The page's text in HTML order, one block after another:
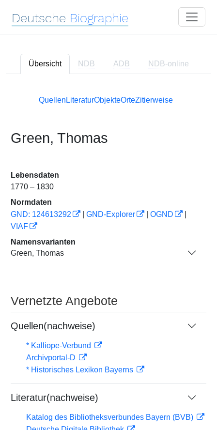
Deutsche Biographie
Übersicht NDB ADB NDB-online
Quellen LiteraturObjekteOrteZitierweise
Green, Thomas
Lebensdaten
1770 – 1830
Normdaten
GND: 124613292
GND-Explorer OGND
VIAF
Namensvarianten
Green, Thomas
Vernetzte Angebote
Quellen(nachweise)
* Kalliope-Verbund
Archivportal-D
* Historisches Lexikon Bayerns
Literatur(nachweise)
Katalog des Bibliotheksverbundes Bayern (BVB)